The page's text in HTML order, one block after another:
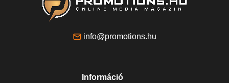
info@promotions.hu
Információ